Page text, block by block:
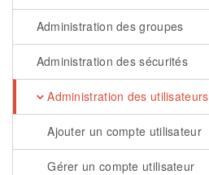
Administration des groupes
Administration des sécurités
Administration des utilisateurs
Ajouter un compte utilisateur
Gérer un compte utilisateur